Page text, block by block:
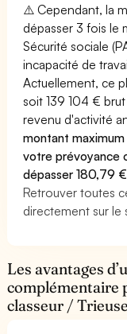
⚠️ Cependant, la
dépasser 3 fois le
Sécurité sociale
incapacité de
Actuellement, ce
soit 139 104 €
revenu d'activité
montant
votre prévoyance
dépasser 180,79
Retrouver toutes
directement sur le
Les avantages
complémentaire
classeur /